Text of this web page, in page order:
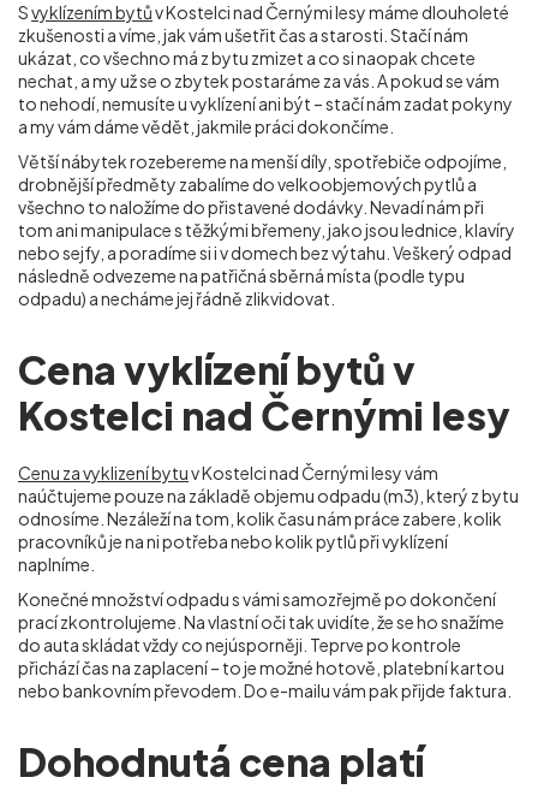
Svyklízením bytův Kostelci nad Černými lesy máme dlouholeté
zkušenosti a víme, jak vám ušetřit čas a starosti. Stačí nám
ukázat, co všechno má z bytu zmizet a co si naopak chcete
nechat, a my už se o zbytek postaráme za vás. A pokud se vám
to nehodí, nemusíte u vyklízení ani být – stačí nám zadat pokyny
a my vám dáme vědět, jakmile práci dokončíme.
Větší nábytek rozebereme na menší díly, spotřebiče odpojíme,
drobnější předměty zabalíme do velkoobjemových pytlů a
všechno to naložíme do přistavené dodávky. Nevadí nám při
tom ani manipulace s těžkými břemeny, jako jsou lednice, klavíry
nebo sejfy, a poradíme si i v domech bez výtahu. Veškerý odpad
následně odvezeme na patřičná sběrná místa (podle typu
odpadu) a necháme jej řádně zlikvidovat.
Cena vyklízení bytů v
Kostelci nad Černými lesy
Cenu za vyklizení bytuv Kostelci nad Černými lesy vám
naúčtujeme pouze na základě objemu odpadu (m3), který z bytu
odnosíme. Nezáleží na tom, kolik času nám práce zabere, kolik
pracovníků je na ni potřeba nebo kolik pytlů při vyklízení
naplníme.
Konečné množství odpadu s vámi samozřejmě po dokončení
prací zkontrolujeme. Na vlastní oči tak uvidíte, že se ho snažíme
do auta skládat vždy co nejúsporněji. Teprve po kontrole
přichází čas na zaplacení – to je možné hotově, platební kartou
nebo bankovním převodem. Do e-mailu vám pak přijde faktura.
Dohodnutá cena platí